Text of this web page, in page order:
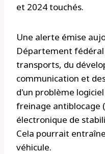
et 2024 touchés.
Une alerte émise
Département
transports, du
communication et
d'un problème
freinage antiblocage
électronique de
Cela pourrait
véhicule.